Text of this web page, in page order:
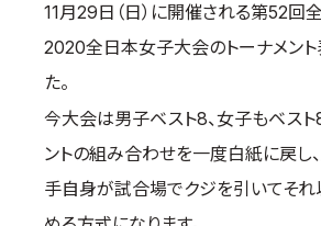
各委員会紹介
国際空手道
本部からの
支部からの
公式大会
11月29日（日）に開催される第52回
2020全日本女子大会のトーナメン
た。
今大会は男子ベスト8、女子もベス
ントの組み合わせを一度白紙に戻し
手自身が試合場でクジを引いてそ